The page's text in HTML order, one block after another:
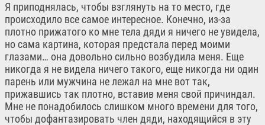
Я приподнялась, чтобы взглянуть на то место, где
происходило все самое интересное. Конечно, из-за
плотно прижатого ко мне тела дяди я ничего не увидела,
но сама картина, которая предстала перед моими
глазами… она довольно сильно возбудила меня. Еще
никогда я не видела ничего такого, еще никогда ни один
парень или мужчина не лежал на мне вот так,
прижавшись так плотно, вставив меня свой причиндал.
Мне не понадобилось слишком много времени для того,
чтобы дофантазировать член дяди, находящийся в эту